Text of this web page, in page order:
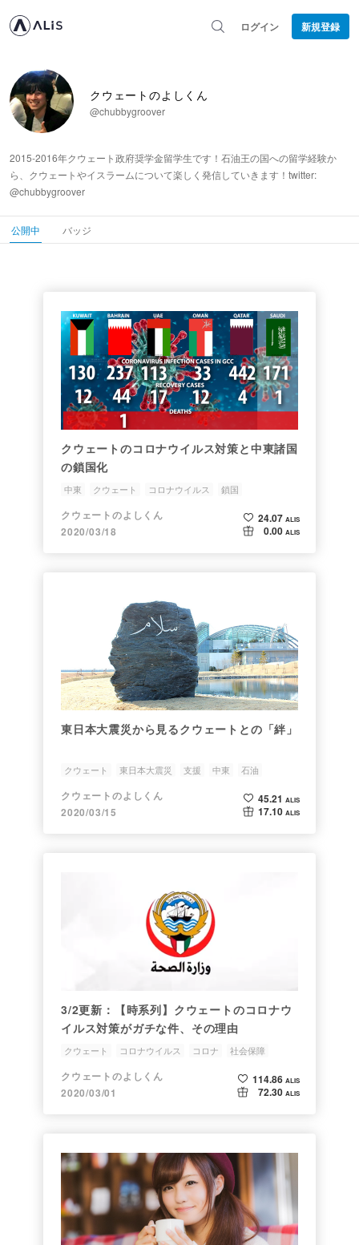
ログイン 新規登録
クウェートのよしくん
@chubbygroover
2015-2016年クウェート政府奨学金留学生です！石油王の国への留学経験か
ら、クウェートやイスラームについて楽しく発信していきます！twitter:
@chubbygroover
公開中 バッジ
クウェートのコロナウイルス対策と中東諸国
の鎖国化
中東 クウェート コロナウイルス 鎖国
クウェートのよしくん
2020/03/18
24.07 ALIS
0.00 ALIS
東日本大震災から見るクウェートとの「絆」
クウェート 東日本大震災 支援 中東 石油
クウェートのよしくん
2020/03/15
45.21 ALIS
17.10 ALIS
3/2更新：【時系列】クウェートのコロナウ
イルス対策がガチな件、その理由
クウェート コロナウイルス コロナ 社会保障
クウェートのよしくん
2020/03/01
114.86 ALIS
72.30 ALIS